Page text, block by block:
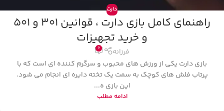
دارت
راهنمای کامل بازی دارت ، قوانین 301 و 501
و خرید تجهیزات
فرزانه 0
بازی دارت یکی از ورزش‌ های محبوب و سرگرم‌ کننده‌ ای است که با
پرتاب فلش‌ های کوچک به سمت یک تخته دایره‌ ای انجام می‌ شود.
این بازی ه...
ادامه مطلب